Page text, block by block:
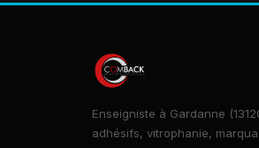
Enseigniste à Gardanne
adhésifs, vitrophanie,